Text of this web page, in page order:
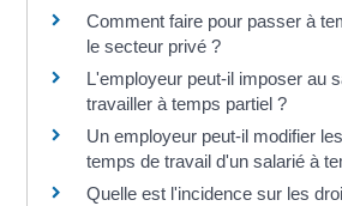
Comment faire pour passer à
le secteur privé ?
L'employeur peut-il imposer au
travailler à temps partiel ?
Un employeur peut-il modifier
temps de travail d'un salarié à
Quelle est l'incidence sur les